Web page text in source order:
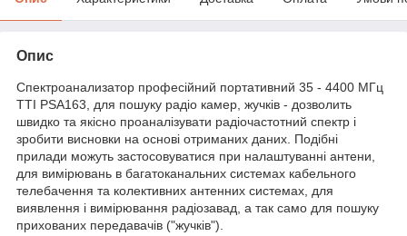
Опис
Спектроанализатор професійний портативний 35 - 4400 МГц
TTI PSA163, для пошуку радіо камер, жучків - дозволить
швидко та якісно проаналізувати радіочастотний спектр і
зробити висновки на основі отриманих даних. Подібні
прилади можуть застосовуватися при налаштуванні антени,
для вимірювань в багатоканальних системах кабельного
телебачення та колективних антенних системах, для
виявлення і вимірювання радіозавад, а так само для пошуку
прихованих передавачів ("жучків").